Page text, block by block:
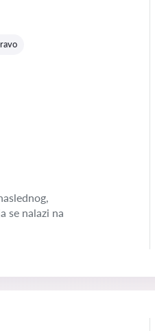
se nalazi na